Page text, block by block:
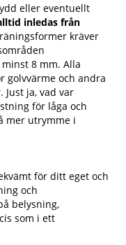
eller eventuellt
inledas från
kräver
8 mm. Alla
golvvärme och andra
ja, vad var
för låga och
mer utrymme i
för ditt eget och
och
belysning,
som i ett